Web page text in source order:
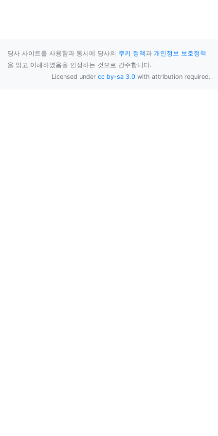
당사 사이트를 사용함과 동시에 당사의 쿠키 정책과 개인정보 보호정책
을 읽고 이해하였음을 인정하는 것으로 간주합니다.
Licensed under cc by-sa 3.0 with attribution required.